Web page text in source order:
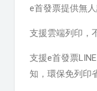
e首發票提供無
支援雲端列印，
支援e首發票
知，環保免列印